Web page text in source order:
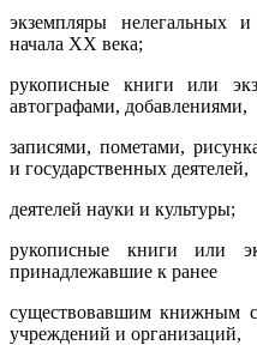
экземпляры
начала XX века;
рукописные книги или
автографами, добавлениями,
записями, пометами,
и государственных деятелей,
деятелей науки и культуры;
рукописные книги или
принадлежавшие к ранее
существовавшим книжным
учреждений и организаций,